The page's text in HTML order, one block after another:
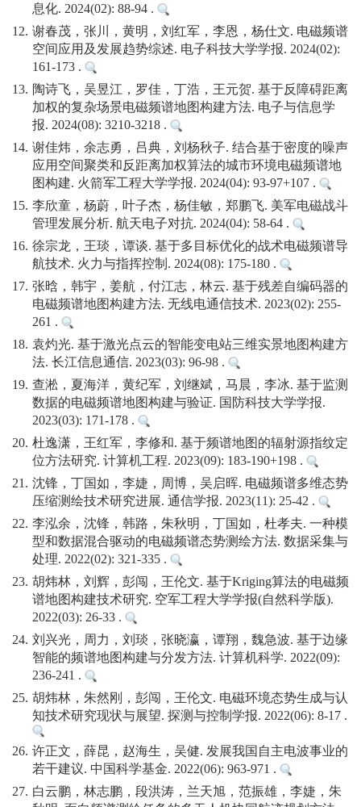
息化. 2024(02): 88-94 .
12. 谢春茂，张川，黄明，刘红军，李恩，杨仕文. 电磁频谱
空间应用及发展趋势综述. 电子科技大学学报. 2024(02):
161-173 .
13. 陶诗飞，吴昱江，罗佳，丁浩，王元贺. 基于反障碍距离
加权的复杂场景电磁频谱地图构建方法. 电子与信息学
报. 2024(08): 3210-3218 .
14. 谢佳炜，余志勇，吕典，刘杨秋子. 结合基于密度的噪声
应用空间聚类和反距离加权算法的城市环境电磁频谱地
图构建. 火箭军工程大学学报. 2024(04): 93-97+107 .
15. 李欣童，杨蔚，叶子杰，杨佳敏，郑鹏飞. 美军电磁战斗
管理发展分析. 航天电子对抗. 2024(04): 58-64 .
16. 徐宗龙，王琰，谭谈. 基于多目标优化的战术电磁频谱导
航技术. 火力与指挥控制. 2024(08): 175-180 .
17. 张晗，韩宇，姜航，付江志，林云. 基于残差自编码器的
电磁频谱地图构建方法. 无线电通信技术. 2023(02): 255-
261 .
18. 袁灼光. 基于激光点云的智能变电站三维实景地图构建方
法. 长江信息通信. 2023(03): 96-98 .
19. 查淞，夏海洋，黄纪军，刘继斌，马晨，李冰. 基于监测
数据的电磁频谱地图构建与验证. 国防科技大学学报.
2023(03): 171-178 .
20. 杜逸潇，王红军，李修和. 基于频谱地图的辐射源指纹定
位方法研究. 计算机工程. 2023(09): 183-190+198 .
21. 沈锋，丁国如，李婕，周博，吴启晖. 电磁频谱多维态势
压缩测绘技术研究进展. 通信学报. 2023(11): 25-42 .
22. 李泓余，沈锋，韩路，朱秋明，丁国如，杜孝夫. 一种模
型和数据混合驱动的电磁频谱态势测绘方法. 数据采集与
处理. 2022(02): 321-335 .
23. 胡炜林，刘辉，彭闯，王伦文. 基于Kriging算法的电磁频
谱地图构建技术研究. 空军工程大学学报(自然科学版).
2022(03): 26-33 .
24. 刘兴光，周力，刘琰，张晓瀛，谭翔，魏急波. 基于边缘
智能的频谱地图构建与分发方法. 计算机科学. 2022(09):
236-241 .
25. 胡炜林，朱然刚，彭闯，王伦文. 电磁环境态势生成与认
知技术研究现状与展望. 探测与控制学报. 2022(06): 8-17 .
26. 许正文，薛昆，赵海生，吴健. 发展我国自主电波事业的
若干建议. 中国科学基金. 2022(06): 963-971 .
27. 白云鹏，林志鹏，段洪涛，兰天旭，范振雄，李婕，朱